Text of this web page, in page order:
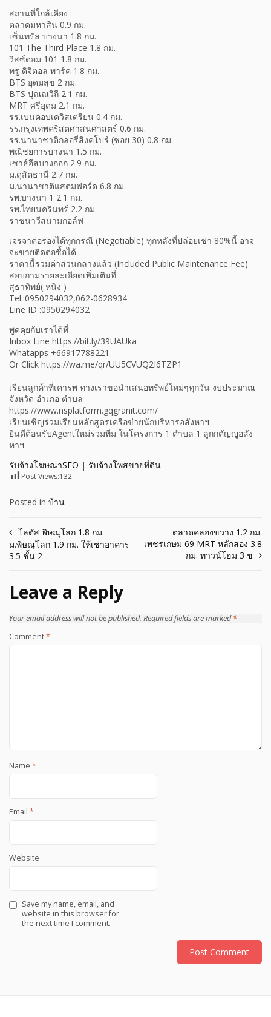
สถานที่ใกล้เคียง :
ตลาดมหาสิน 0.9 กม.
เซ็นทรัล บางนา 1.8 กม.
101 The Third Place 1.8 กม.
วิสซ์ดอม 101 1.8 กม.
ทรู ดิจิตอล พาร์ค 1.8 กม.
BTS อุดมสุข 2 กม.
BTS ปุณณวิถี 2.1 กม.
MRT ศรีอุดม 2.1 กม.
รร.เบนคอบเดวิสเตรียน 0.4 กม.
รร.กรุงเทพคริสตศาสนศาสตร์ 0.6 กม.
รร.นานาชาติกลอรี่สิงคโปร์ (ซอย 30) 0.8 กม.
พณิชยการบางนา 1.5 กม.
เซาธ์อีสบางกอก 2.9 กม.
ม.ดุสิตธานี 2.7 กม.
ม.นานาชาติแสตมฟอร์ด 6.8 กม.
รพ.บางนา 1 2.1 กม.
รพ.ไทยนครินทร์ 2.2 กม.
ราชนาวีสนามกอล์ฟ
เจรจาต่อรองได้ทุกกรณี (Negotiable) ทุกหลังที่ปล่อยเช่า 80%นี้ อาจ
จะขายติดต่อซื้อได้
ราคานี้รวมค่าส่วนกลางแล้ว (Included Public Maintenance Fee)
สอบถามรายละเอียดเพิ่มเติมที่
สุธาทิพย์( หนิง )
Tel.:0950294032,062-0628934
Line ID :0950294032
พูดคุยกับเราได้ที่
Inbox Line https://bit.ly/39UAUka
Whatapps +66917788221
Or Click https://wa.me/qr/UU5CVUQ2I6TZP1
เรียนลูกค้าที่เคารพ ทางเราขอนำเสนอทรัพย์ใหม่ๆทุกวัน งบประมาณ
จังหวัด อำเภอ ตำบล
https://www.nsplatform.gqgranit.com/
เรียนเชิญร่วมเรียนหลักสูตรเครือข่ายนักบริหารอสังหาฯ
ยินดีต้อนรับAgentใหม่ร่วมทีม ในโครงการ 1 ตำบล 1 ลูกกตัญญูอสัง
หาฯ
รับจ้างโฆษณาSEO | รับจ้างโพสขายที่ดิน
Post Views:132
Posted in บ้าน
Post
navigation
โลตัส พิษณุโลก 1.8 กม.
ม.พิษณุโลก 1.9 กม. ให้เช่าอาคาร
3.5 ชั้น 2
ตลาดคลองขวาง 1.2 กม.
เพชรเกษม 69 MRT หลักสอง 3.8
กม. ทาวน์โฮม 3 ช
Leave a Reply
Your email address will not be published. Required fields are marked*
Comment*
Name *
Email *
Website
Save my name, email, and
website in this browser for
the next time I comment.